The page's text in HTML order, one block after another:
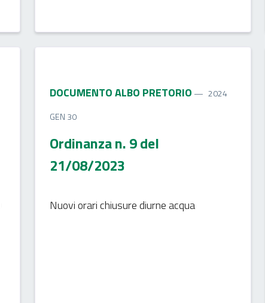
DOCUMENTO ALBO PRETORIO
2024
GEN 30
Ordinanza n. 9 del
21/08/2023
Nuovi orari chiusure diurne acqua